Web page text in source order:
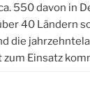
550 davon in
40 Ländern
die
zum Einsatz